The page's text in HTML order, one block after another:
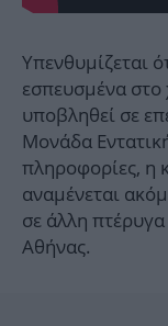
Υπενθυμίζεται
εσπευσμένα στο
υποβληθεί σε
Μονάδα
πληροφορίες, η
αναμένεται
σε άλλη
Αθήνας.